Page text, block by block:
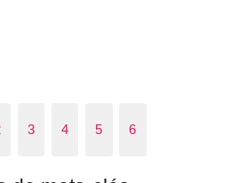
3 4 5 6